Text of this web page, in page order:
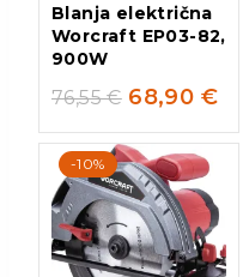
Blanja električna
Worcraft EP03-82,
900W
76,55€ 68,90 €
-10%